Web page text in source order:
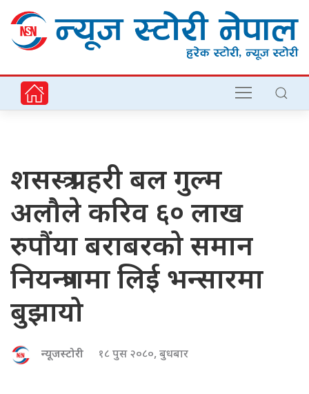
शसस्त्र प्रहरी बल गुल्म
अलौले करिव ६० लाख
रुपौंया बराबरको समान
नियन्त्रणमा लिई भन्सारमा
बुझायो
न्यूजस्टोरी १८ पुस २०८०, बुधबार